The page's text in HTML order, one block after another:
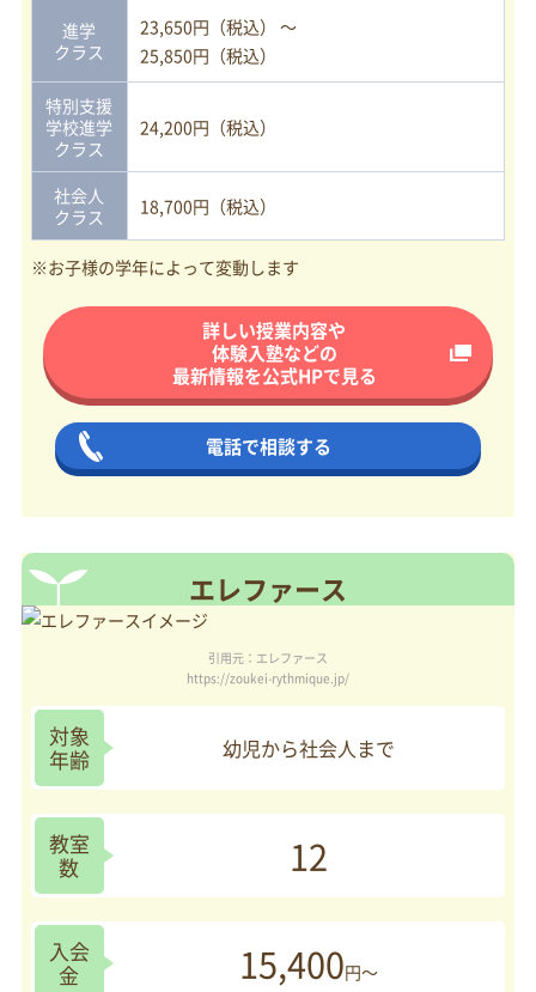
進学
クラス
23,650円（税込） ～
25,850円（税込）
特別支援
学校進学
クラス
24,200円（税込）
社会人
クラス
18,700円（税込）
※お子様の学年によって変動します
詳しい授業内容や
体験入塾などの
最新情報を公式HPで見る
電話で相談する
エレファース
引用元：エレファース
https://zoukei-rythmique.jp/
対象
年齢
幼児から社会人まで
教室
数
12
入会
金
15,400円～